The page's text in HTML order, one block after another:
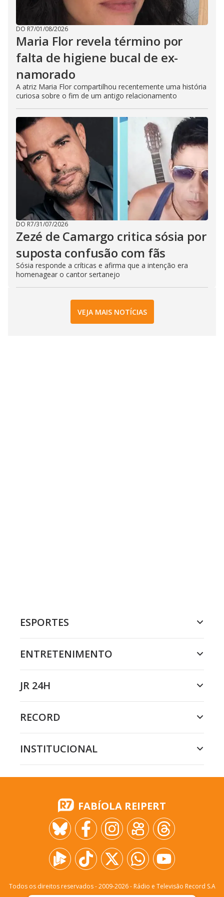
DO R7/01/08/2026
Maria Flor revela término por
falta de higiene bucal de ex-
namorado
A atriz Maria Flor compartilhou recentemente uma história
curiosa sobre o fim de um antigo relacionamento
DO R7/31/07/2026
Zezé de Camargo critica sósia por
suposta confusão com fãs
Sósia responde a críticas e afirma que a intenção era
homenagear o cantor sertanejo
VEJA MAIS NOTÍCIAS
ESPORTES
ENTRETENIMENTO
JR 24H
RECORD
INSTITUCIONAL
FABÍOLA REIPERT
Todos os direitos reservados - 2009-2026- Rádio e Televisão Record S.A